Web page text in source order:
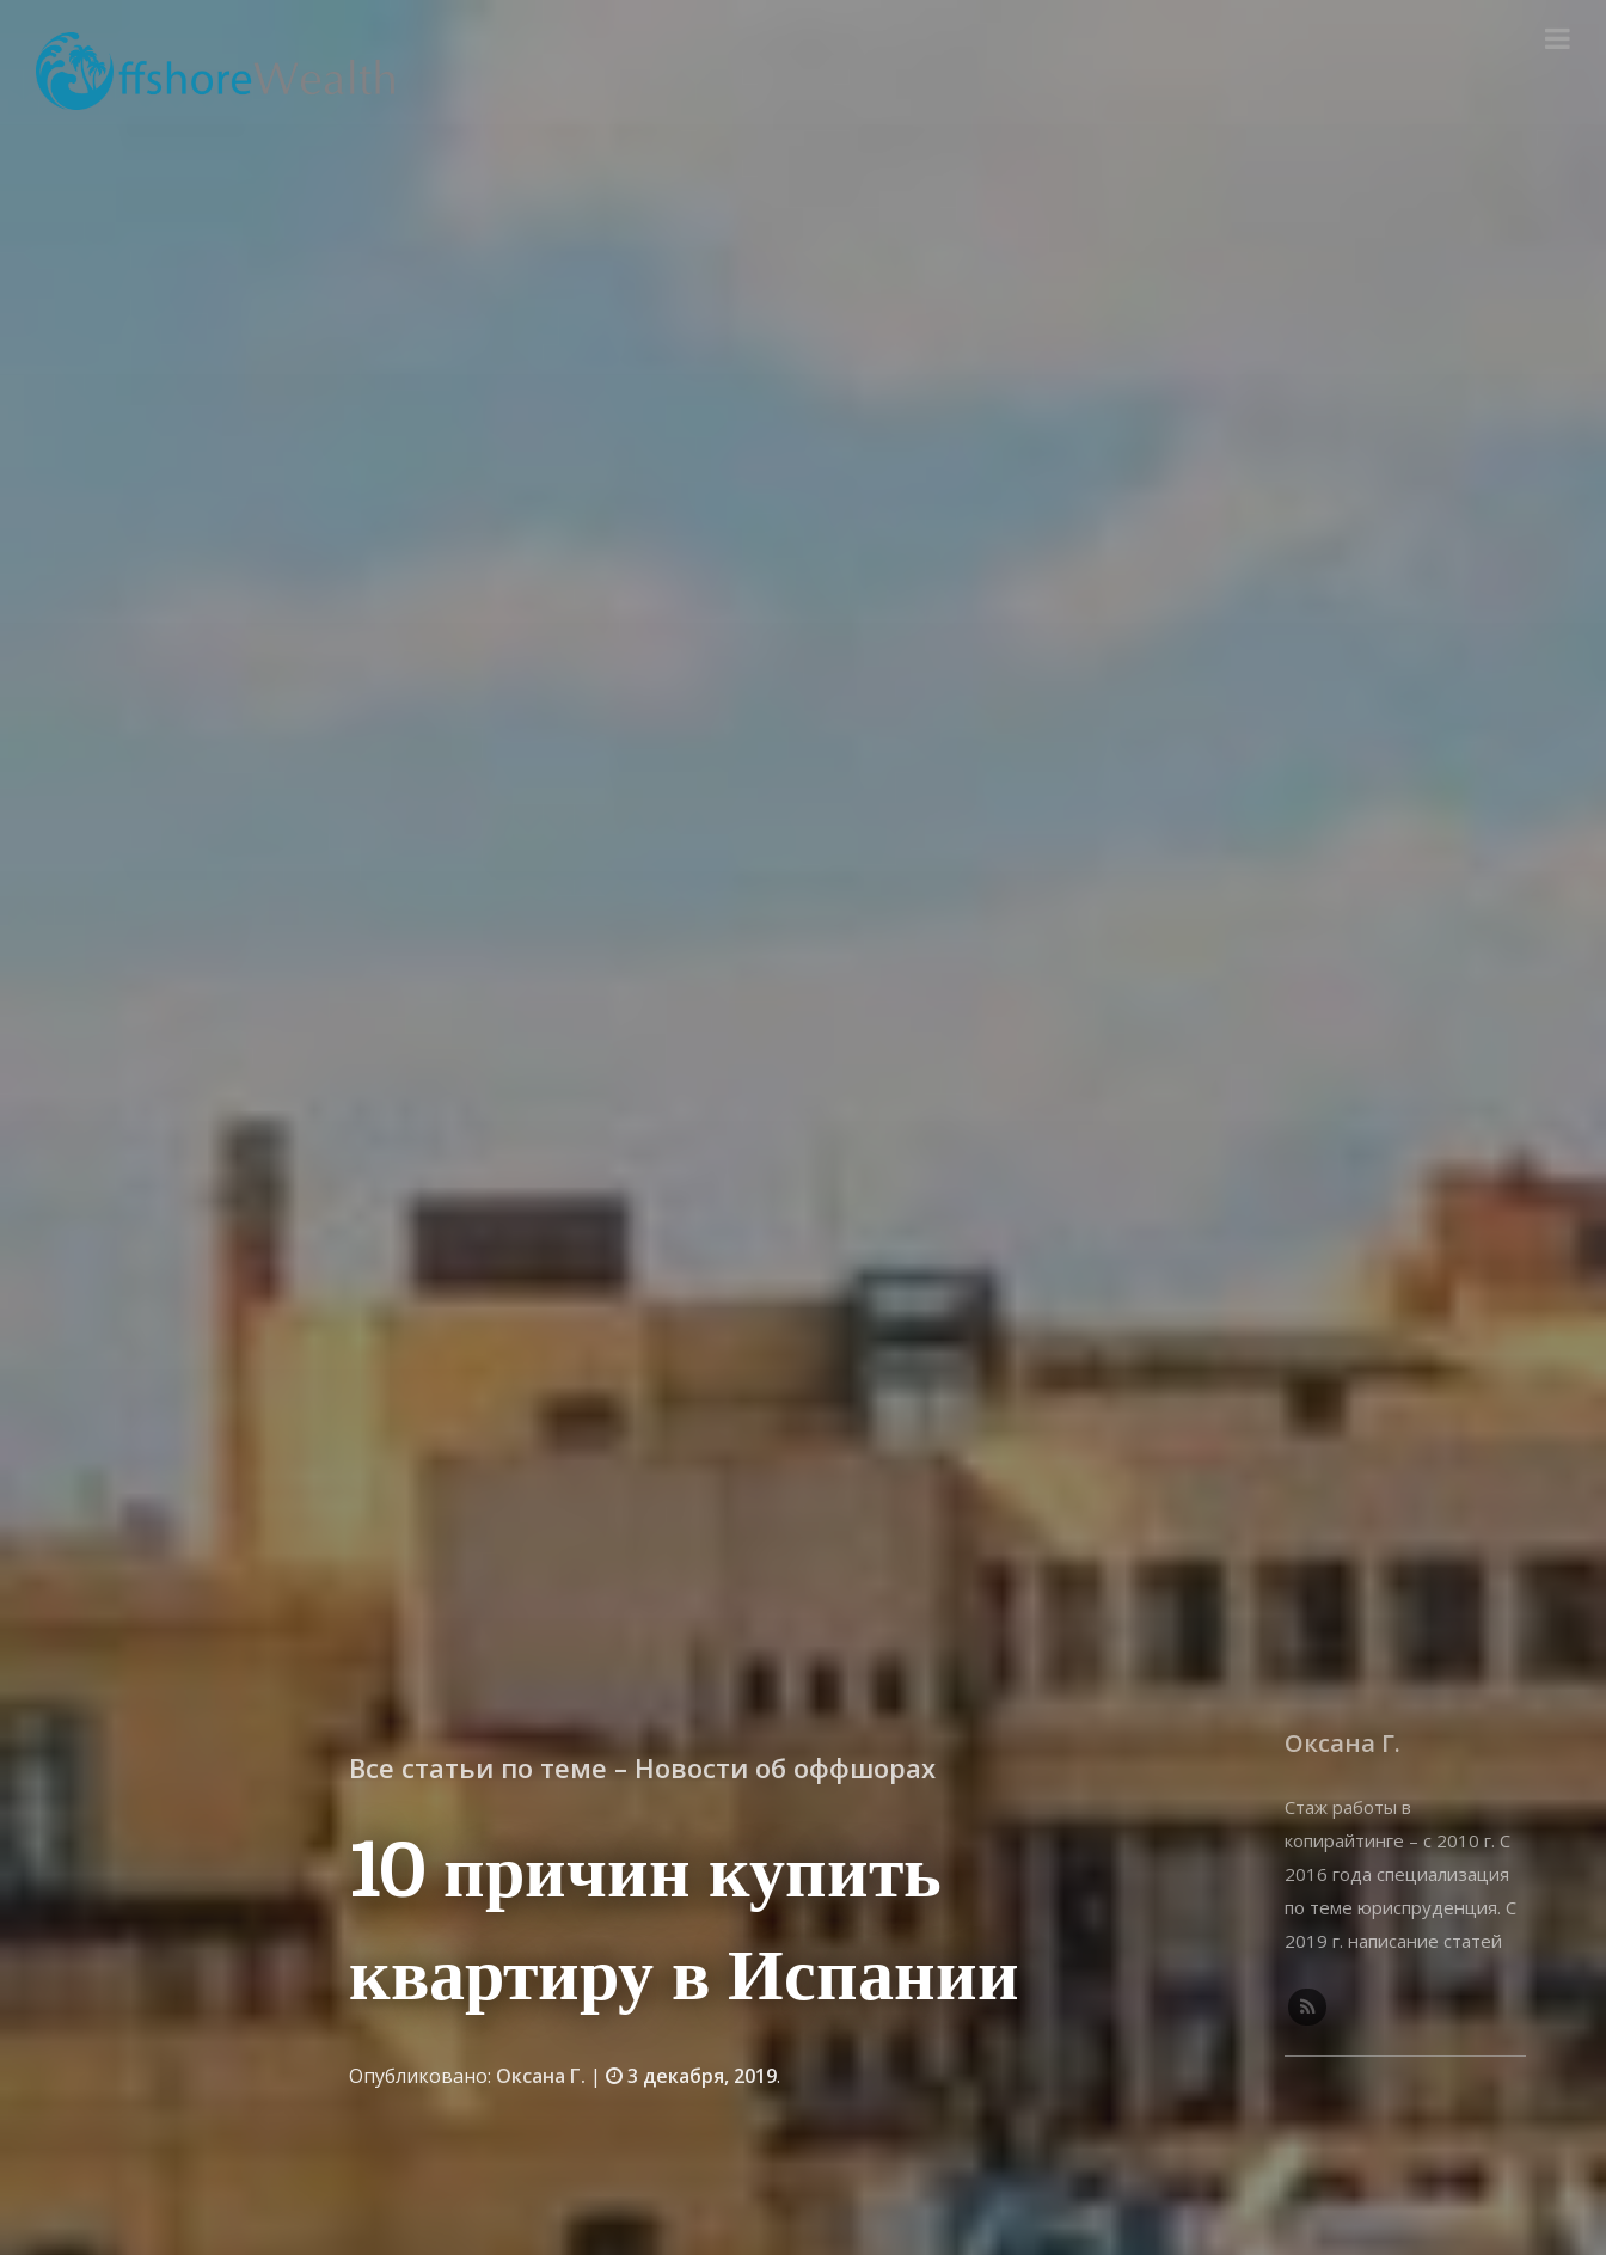
Все статьи по теме – Новости об оффшорах
10 причин купить
квартиру в Испании
Опубликовано: Оксана Г. | 3 декабря, 2019.
Оксана Г.
Стаж работы в
копирайтинге – с 2010 г. С
2016 года специализация
по теме юриспруденция. С
2019 г. написание статей
на offshorewealth.info –
оффшоры, корпоративные,